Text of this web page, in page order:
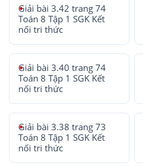
Giải bài 3.42 trang 74
Toán 8 Tập 1 SGK Kết
nối tri thức
Giải bài 3.40 trang 74
Toán 8 Tập 1 SGK Kết
nối tri thức
Giải bài 3.38 trang 73
Toán 8 Tập 1 SGK Kết
nối tri thức